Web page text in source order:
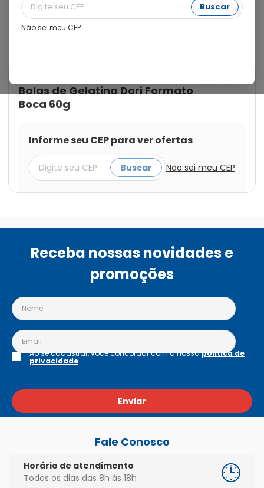
Buscar
Não sei meu CEP
e cores vibrantes. Perfeitas para compartilhar ou
saborear a qualquer momento. Embalagem de 60g,
prática para levar onde quiser.
Balas de Gelatina Dori Formato
Boca 60g
Informe seu CEP para ver ofertas
Buscar Não sei meu CEP
Receba nossas novidades e
promoções
Enviar
Ao se cadastrar, você concordar com a nossapolítica de
privacidade
Fale Conosco
Horário de atendimento
Todos os dias das 8h às 18h